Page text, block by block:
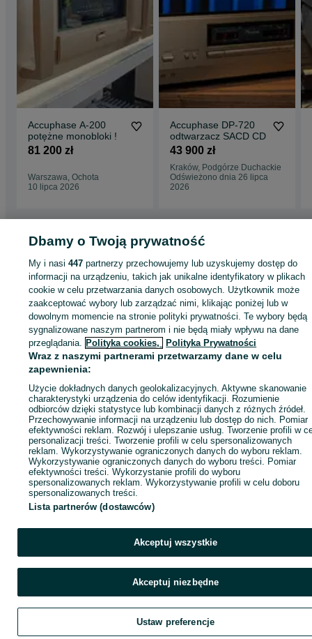
Accuphase A-200
potężne monobloki !
81 200 zł
Warszawa, Ochota
10 lipca 2026
Accuphase DP-720
odtwarzacz SACD CD
43 900 zł
Kraków, Podgórze Duchackie
Odświeżono dnia 26 lipca
2026
Strona główna Elektronika Sprzęt audio
Małopolskie
Wzmacniacze - Kraków Wzmacniacze - Podgórze Duchackie
KATEGORIA
949615953 Wyświetlenia:
Zadzwoń / SMS
Dbamy o Twoją prywatność
My i nasi447 partnerzy przechowujemy lub uzyskujemy dostęp do
informacji na urządzeniu, takich jak unikalne identyfikatory w plikach
cookie w celu przetwarzania danych osobowych. Użytkownik może
zaakceptować wybory lub zarządzać nimi, klikając poniżej lub w
dowolnym momencie na stronie polityki prywatności. Te wybory będą
sygnalizowane naszym partnerom i nie będą miały wpływu na dane
przeglądania. Polityka cookies, Polityka Prywatności
Wraz z naszymi partnerami przetwarzamy dane w celu
zapewnienia:
Użycie dokładnych danych geolokalizacyjnych. Aktywne skanowanie
charakterystyki urządzenia do celów identyfikacji. Rozumienie
odbiorców dzięki statystyce lub kombinacji danych z różnych źródeł.
Przechowywanie informacji na urządzeniu lub dostęp do nich. Pomiar
efektywności reklam. Rozwój i ulepszanie usług. Tworzenie profili w
personalizacji treści. Tworzenie profili w celu spersonalizowanych
reklam. Wykorzystywanie ograniczonych danych do wyboru reklam.
Wykorzystywanie ograniczonych danych do wyboru treści. Pomiar
efektywności treści. Wykorzystanie profili do wyboru
spersonalizowanych reklam. Wykorzystywanie profili w celu doboru
spersonalizowanych treści.
Lista partnerów (dostawców)
Akceptuj wszystkie
Akceptuj niezbędne
Ustaw preferencje